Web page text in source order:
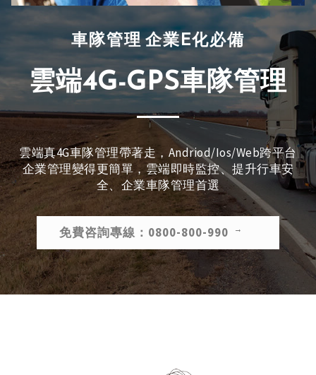
車隊管理 企業E化必備
雲端4G-GPS車隊管理
雲端真4G車隊管理帶著走，Andriod/Ios/Web跨平台
企業管理變得更簡單，雲端即時監控、提升行車安
全、企業車隊管理首選
免費咨詢專線：0800-800-990